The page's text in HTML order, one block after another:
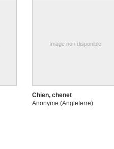
Image non disponible
Chien, chenet
Anonyme (Angleterre)